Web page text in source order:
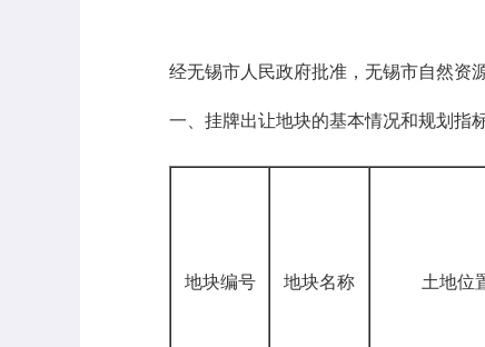
经无锡市人民政府批准，无锡市自然资
一、挂牌出让地块的基本情况和规划指
地块编号 地块名称 土地位